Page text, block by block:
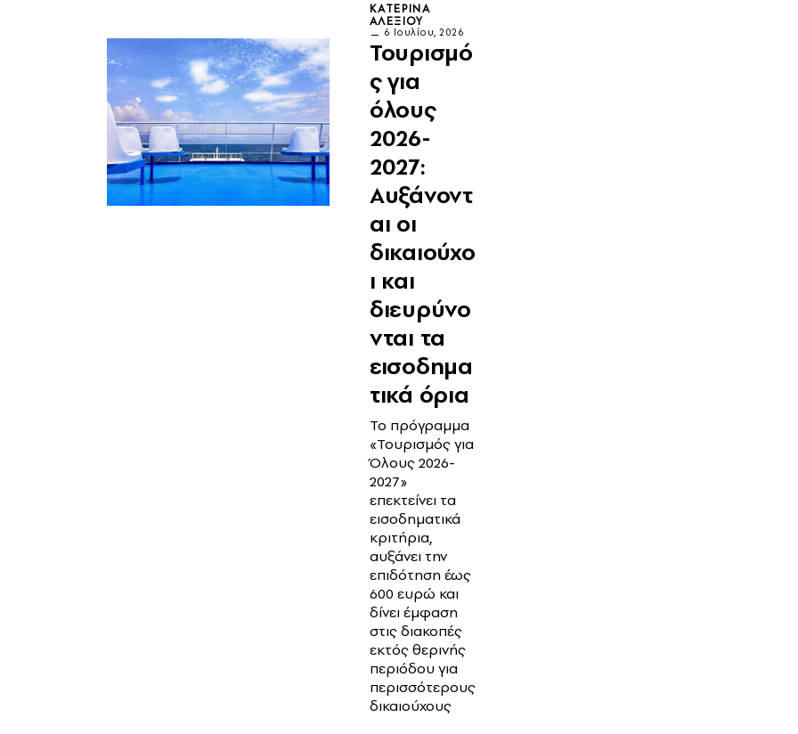
ΚΑΤΕΡΊΝΑ
ΑΛΕΞΊΟΥ
6 Ιουλίου, 2026
Τουρισμό
ς για
όλους
2026-
2027:
Αυξάνοντ
αι οι
δικαιούχο
ι και
διευρύνο
νται τα
εισοδημα
τικά όρια
Το πρόγραμμα
«Τουρισμός για
Όλους 2026-
2027»
επεκτείνει τα
εισοδηματικά
κριτήρια,
αυξάνει την
επιδότηση έως
600 ευρώ και
δίνει έμφαση
στις διακοπές
εκτός θερινής
περιόδου για
περισσότερους
δικαιούχους